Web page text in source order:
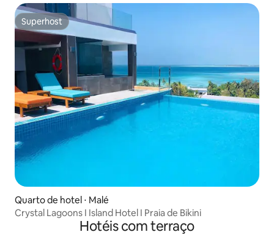
Superhost
Superhost
Quarto de hotel ⋅ Malé
Crystal Lagoons I Island Hotel I Praia de Bikini
Hotéis com terraço